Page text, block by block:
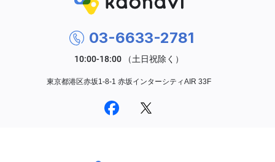
03-6633-2781
東京都港区赤坂1-8-1 赤坂インターシティAIR 33F